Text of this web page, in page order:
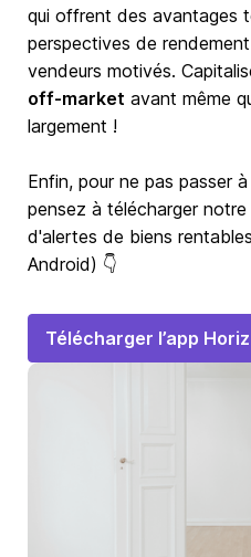
qui offrent des avantages
perspectives de
vendeurs motivés.
off-market avant même
largement !
Enfin, pour ne pas passer
pensez à télécharger
d'alertes de biens
Android) 👇
Télécharger l’app